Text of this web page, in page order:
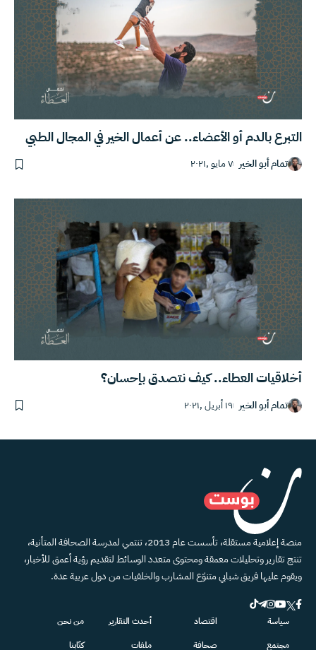
التبرع بالدم أو الأعضاء.. عن أعمال الخير في المجال الطبي
تمام أبو الخير ٧ مايو ,٢٠٢١
أخلاقيات العطاء.. كيف نتصدق بإحسان؟
تمام أبو الخير ١٩ أبريل ,٢٠٢١
منصة إعلامية مستقلة، تأسست عام 2013، تنتمي لمدرسة الصحافة المتأنية،
تنتج تقارير وتحليلات معمقة ومحتوى متعدد الوسائط لتقديم رؤية أعمق للأخبار،
ويقوم عليها فريق شبابي متنوّع المشارب والخلفيات من دول عربية عدة.
سياسة
مجتمع
اقتصاد
صحافة
أحدث التقارير
ملفات
من نحن
كتّابنا